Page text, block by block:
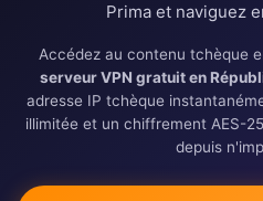
Prima et naviguez
Accédez au contenu tchèque
serveur VPN gratuit en
adresse IP tchèque
illimitée et un chiffrement AES-
depuis